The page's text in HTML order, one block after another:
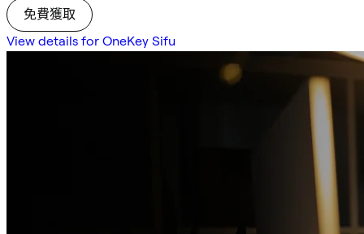
免費獲取
View details for OneKey Sifu